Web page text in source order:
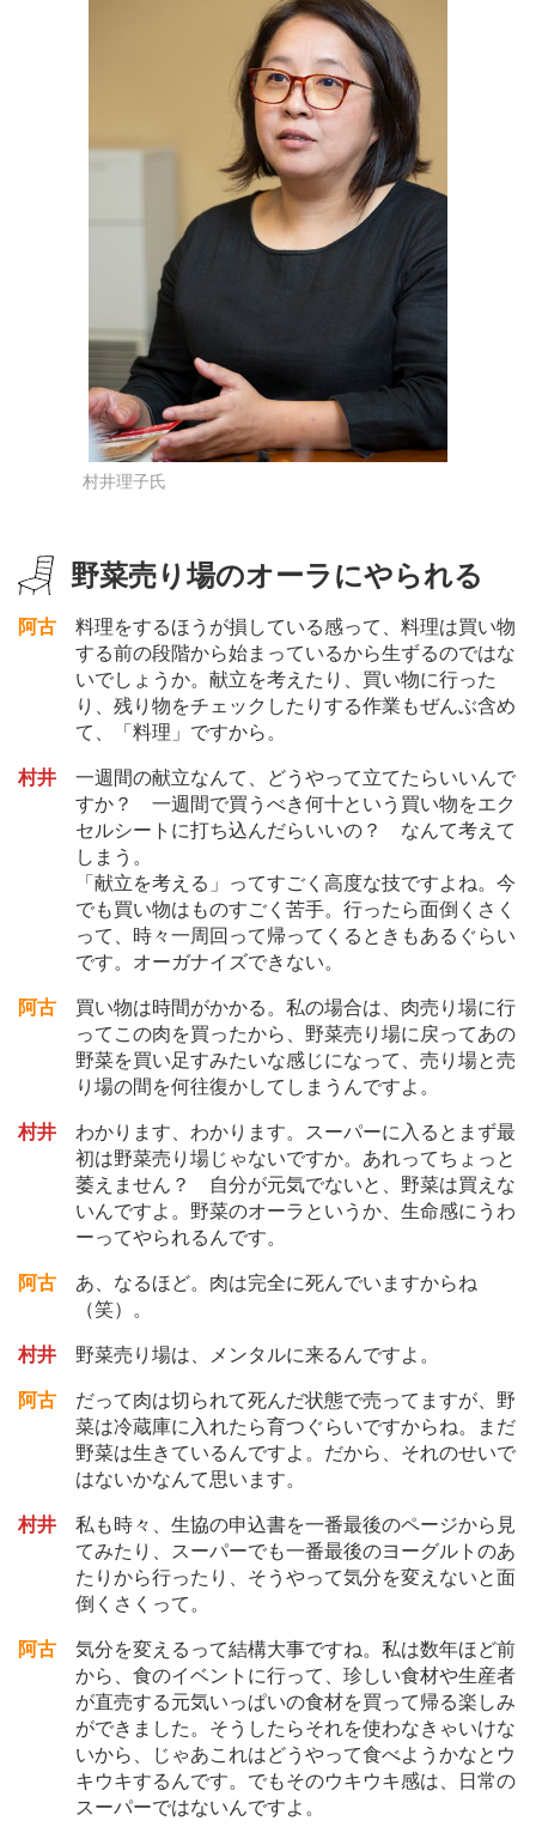
村井理子氏
野菜売り場のオーラにやられる
阿古 料理をするほうが損している感って、料理は買い物
する前の段階から始まっているから生ずるのではな
いでしょうか。献立を考えたり、買い物に行った
り、残り物をチェックしたりする作業もぜんぶ含め
て、「料理」ですから。
村井 一週間の献立なんて、どうやって立てたらいいんで
すか？ 一週間で買うべき何十という買い物をエク
セルシートに打ち込んだらいいの？ なんて考えて
しまう。
「献立を考える」ってすごく高度な技ですよね。今
でも買い物はものすごく苦手。行ったら面倒くさく
って、時々一周回って帰ってくるときもあるぐらい
です。オーガナイズできない。
阿古 買い物は時間がかかる。私の場合は、肉売り場に行
ってこの肉を買ったから、野菜売り場に戻ってあの
野菜を買い足すみたいな感じになって、売り場と売
り場の間を何往復かしてしまうんですよ。
村井 わかります、わかります。スーパーに入るとまず最
初は野菜売り場じゃないですか。あれってちょっと
萎えません？ 自分が元気でないと、野菜は買えな
いんですよ。野菜のオーラというか、生命感にうわ
ーってやられるんです。
阿古 あ、なるほど。肉は完全に死んでいますからね
（笑）。
村井 野菜売り場は、メンタルに来るんですよ。
阿古 だって肉は切られて死んだ状態で売ってますが、野
菜は冷蔵庫に入れたら育つぐらいですからね。まだ
野菜は生きているんですよ。だから、それのせいで
はないかなんて思います。
村井 私も時々、生協の申込書を一番最後のページから見
てみたり、スーパーでも一番最後のヨーグルトのあ
たりから行ったり、そうやって気分を変えないと面
倒くさくって。
阿古 気分を変えるって結構大事ですね。私は数年ほど前
から、食のイベントに行って、珍しい食材や生産者
が直売する元気いっぱいの食材を買って帰る楽しみ
ができました。そうしたらそれを使わなきゃいけな
いから、じゃあこれはどうやって食べようかなとウ
キウキするんです。でもそのウキウキ感は、日常の
スーパーではないんですよ。